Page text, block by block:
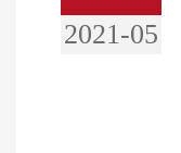
2021-05